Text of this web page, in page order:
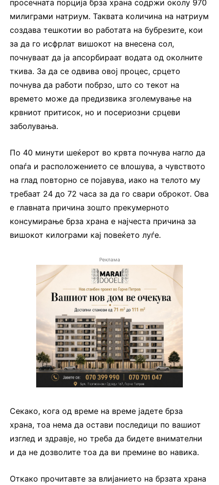
просечната порција брза храна содржи околу 970
милиграми натриум. Таквата количина на натриум
создава тешкотии во работата на бубрезите, кои
за да го исфрлат вишокот на внесена сол,
почнуваат да ја апсорбираат водата од околните
ткива. За да се одвива овој процес, срцето
почнува да работи побрзо, што со текот на
времето може да предизвика зголемување на
крвниот притисок, но и посериозни срцеви
заболувања.
По 40 минути шеќерот во крвта почнува нагло да
опаѓа и расположението се влошува, а чувството
на глад повторно се појавува, иако на телото му
требаат 24 до 72 часа за да го свари оброкот. Ова
е главната причина зошто прекумерното
консумирање брза храна е најчеста причина за
вишокот килограми кај повеќето луѓе.
Реклама
Секако, кога од време на време јадете брза
храна, тоа нема да остави последици по вашиот
изглед и здравје, но треба да бидете внимателни
и да не дозволите тоа да ви премине во навика.
Откако прочитавте за влијанието на брзата храна